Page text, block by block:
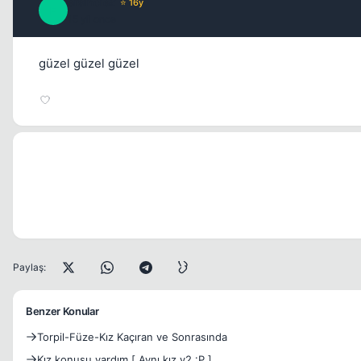
güzel güzel güzel
Paylaş:
Benzer Konular
Torpil-Füze-Kız Kaçıran ve Sonrasında